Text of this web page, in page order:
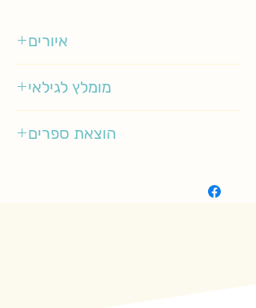
איורים
מומלץ לגילאי
הוצאת ספרים